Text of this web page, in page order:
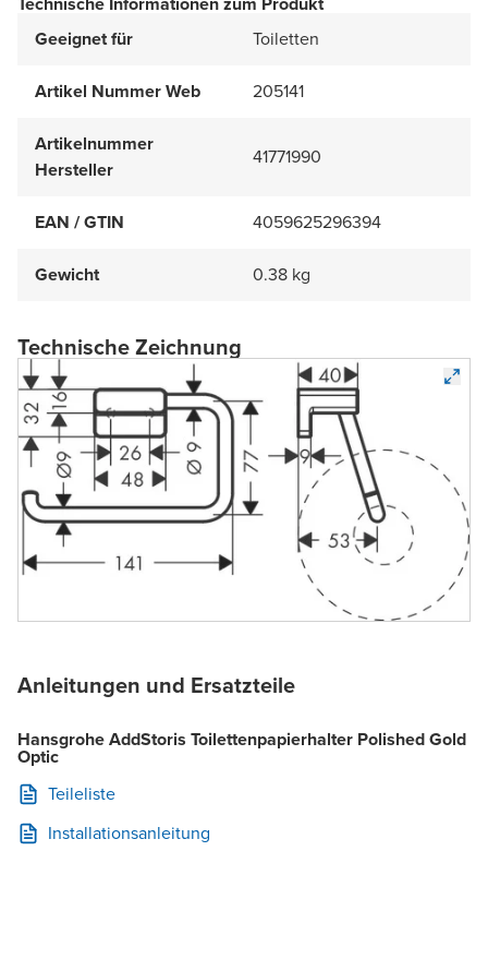
Geeignet für
Toiletten
Artikel Nummer Web 205141
Artikelnummer
Hersteller
41771990
EAN / GTIN 4059625296394
Gewicht 0.38 kg
Technische Zeichnung
Anleitungen und Ersatzteile
Hansgrohe AddStoris Toilettenpapierhalter Polished Gold
Optic
Teileliste
Installationsanleitung